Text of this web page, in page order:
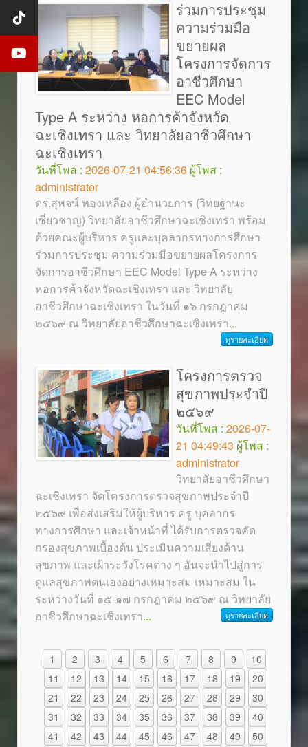
ร่วมการประชุม
ความร่วมมือ
ขยายผล
โครงการจัดการ
อาชีวศึกษา
EEC Model
Type A ระหว่าง หอการค้าจังหวัด
ฉะเชิงเทรา และ วิทยาลัยอาชีวศึกษา
ฉะเชิงเทรา
วันที่โพส : 2026-07-21 04:56:36 ผู้โพส :
administrator
ดร.สุพจน์ ทองเหลือง ผู้อำนวยการ (วิทยฐานะ
เชี่ยวชาญ) วิทยาลัยอาชีวศึกษาฉะเชิงเทรา พร้อม
ด้วยคณะผู้บริหาร ครูและบุคลากรทางการศึกษา
ร่วมการประชุม ความร่วมมือขยายผลโครงการ
จัดการอาชีวศึกษา EEC Model Type A ระหว่าง
หอการค้าจังหวัดฉะเชิงเทรา และ วิทยาลัย
อาชีวศึกษาฉะเชิงเทรา ในวันที่ ๑๖ กรกฎาคม
๒๕๖๙ ณ วิทยาลัยอาชีวศึกษาฉะเชิงเทรา...
ดูรายละเอียด
โครงการตรวจ
สุขภาพประจำปี
๒๕๖๙
วันที่โพส : 2026-07-
21 04:49:43 ผู้โพส :
administrator
วิทยาลัยอาชีวศึกษา
ฉะเชิงเทรา จัดโครงการตรวจสุขภาพประจำปี
๒๕๖๙ เพื่อส่งเสริมให้ผู้บริหาร ครู บุคลากร
ทางการศึกษา และเจ้าหน้าที่ ได้รับการตรวจคัด
กรองสุขภาพเบื้องต้น ประเมินความเสี่ยงด้าน
สุขภาพ และเฝ้าระวังโรคต่าง ๆ อันจะนำไปสู่การ
ดูแลสุขภาพตนเองอย่างเหมาะสม เหมาะสม ใน
ระหว่างวันที่ ๑๕-๑๗ กรกฎาคม ๒๕๖๙ ณ วิทยาลัย
อาชีวศึกษาฉะเชิงเทรา... ดูรายละเอียด
1 2 3 4 5 6 7 8 9
10
11
12 13 14 15 16 17 18 19
20
21
22 23 24 25 26 27 28 29
30
31
32 33 34 35 36 37 38 39
40
41
42 43 44 45 46 47 48 49
50